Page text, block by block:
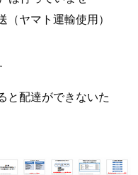
（ヤマト運輸使用）
と配達ができないた